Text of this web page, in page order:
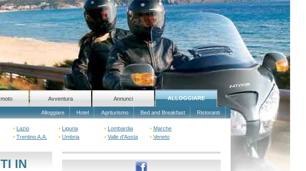
Avventura Annunci ALLOGGIARE
Alloggiare Hotel Agriturismo Bed and Breakfast
Ristoranti
Lazio Liguria Lombardia
Marche
Trentino A.A. Umbria Valle d'Aosta
Veneto
IN